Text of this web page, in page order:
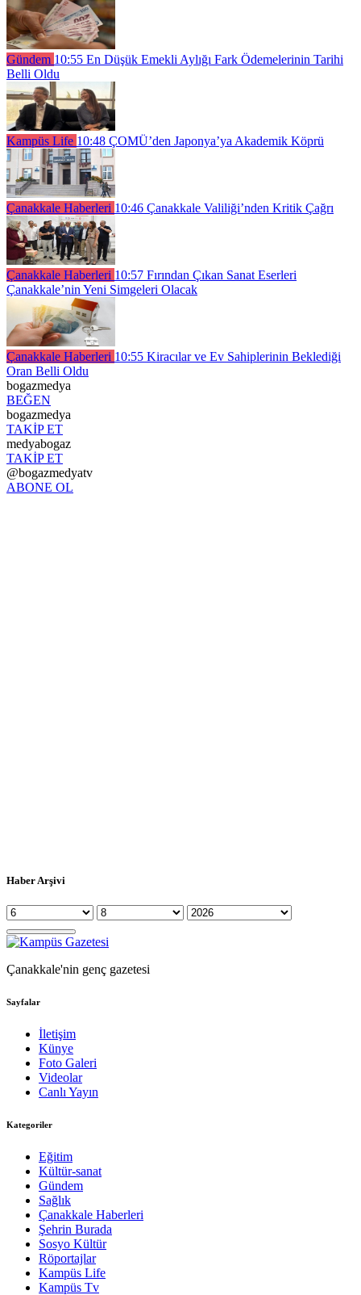
Gündem 10:55 En Düşük Emekli Aylığı Fark Ödemelerinin Tarihi
Belli Oldu
Kampüs Life 10:48 ÇOMÜ’den Japonya’ya Akademik Köprü
Çanakkale Haberleri 10:46 Çanakkale Valiliği’nden Kritik Çağrı
Çanakkale Haberleri 10:57 Fırından Çıkan Sanat Eserleri
Çanakkale’nin Yeni Simgeleri Olacak
Çanakkale Haberleri 10:55 Kiracılar ve Ev Sahiplerinin Beklediği
Oran Belli Oldu
bogazmedya
BEĞEN
bogazmedya
TAKİP ET
medyabogaz
TAKİP ET
@bogazmedyatv
ABONE OL
Haber Arşivi
Çanakkale'nin genç gazetesi
Sayfalar
İletişim
Künye
Foto Galeri
Videolar
Canlı Yayın
Kategoriler
Eğitim
Kültür-sanat
Gündem
Sağlık
Çanakkale Haberleri
Şehrin Burada
Sosyo Kültür
Röportajlar
Kampüs Life
Kampüs Tv